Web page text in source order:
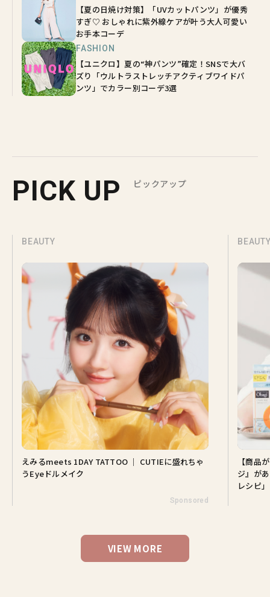
【夏の日焼け対策】「UVカットパンツ」が優秀
すぎ♡ おしゃれに紫外線ケアが叶う大人可愛い
お手本コーデ
FASHION
【ユニクロ】夏の“神パンツ”確定！SNSで大バ
ズり「ウルトラストレッチアクティブワイドパ
ンツ」でカラー別コーデ3選
PICK UP ピックアップ
BEAUTY
えみるmeets 1DAY TATTOO ｜ CUTIEに盛れちゃ
うEyeドルメイク
Sponsored
【商品
ジ』が
レシピ」
VIEW MORE